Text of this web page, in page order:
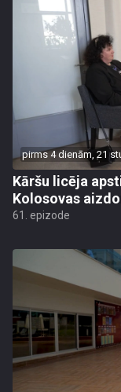
pirms 4 dienām, 21
Kāršu licēja
Kolosovas
61. epizode